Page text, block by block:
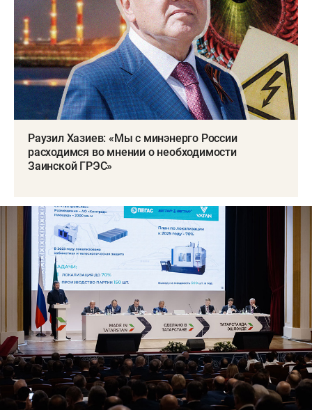
Раузил Хазиев: «Мы с минэнерго России
расходимся во мнении о необходимости
Заинской ГРЭС»